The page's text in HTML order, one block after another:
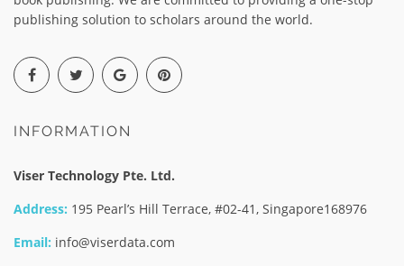
publishing solution to scholars around the world.
INFORMATION
Viser Technology Pte. Ltd.
Address: 195 Pearl’s Hill Terrace, #02-41, Singapore168976
Email: info@viserdata.com